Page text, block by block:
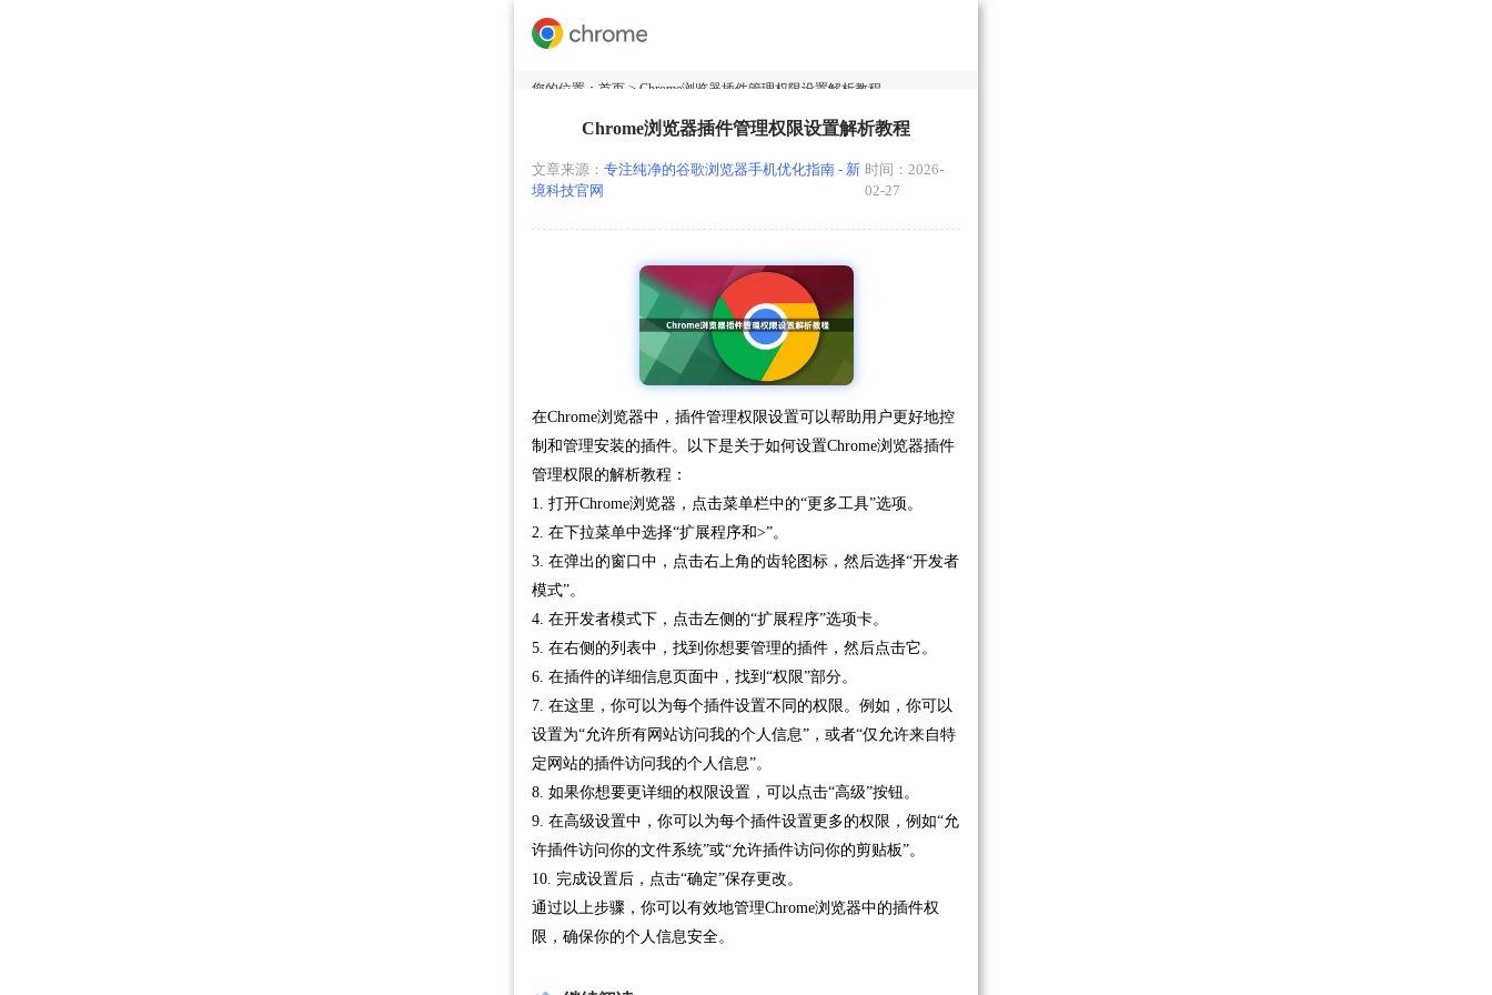
您的位置： 首页 > Chrome浏览器插件管理权限设置解析教程
Chrome浏览器插件管理权限设置解析教程
文章来源： 专注纯净的谷歌浏览器手机优化指南 - 新
境科技官网
时间：2026-
02-27
在Chrome浏览器中，插件管理权限设置可以帮助用户更好地控
制和管理安装的插件。以下是关于如何设置Chrome浏览器插件
管理权限的解析教程：
1. 打开Chrome浏览器，点击菜单栏中的“更多工具”选项。
2. 在下拉菜单中选择“扩展程序和>”。
3. 在弹出的窗口中，点击右上角的齿轮图标，然后选择“开发者
模式”。
4. 在开发者模式下，点击左侧的“扩展程序”选项卡。
5. 在右侧的列表中，找到你想要管理的插件，然后点击它。
6. 在插件的详细信息页面中，找到“权限”部分。
7. 在这里，你可以为每个插件设置不同的权限。例如，你可以
设置为“允许所有网站访问我的个人信息”，或者“仅允许来自特
定网站的插件访问我的个人信息”。
8. 如果你想要更详细的权限设置，可以点击“高级”按钮。
9. 在高级设置中，你可以为每个插件设置更多的权限，例如“允
许插件访问你的文件系统”或“允许插件访问你的剪贴板”。
10. 完成设置后，点击“确定”保存更改。
通过以上步骤，你可以有效地管理Chrome浏览器中的插件权
限，确保你的个人信息安全。